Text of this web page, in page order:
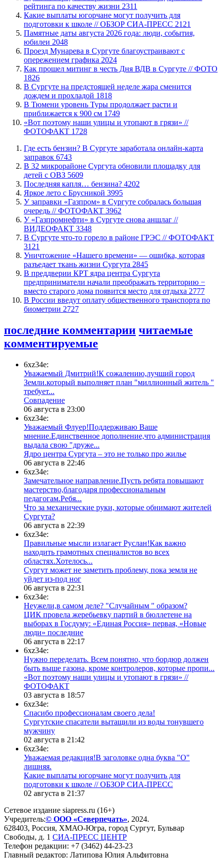
рейтинга по качеству жизни 2311
Какие выплаты югорчане могут получить для
подготовки к школе // ОБЗОР СИА-ПРЕСС 2121
​Памятные даты августа 2026 года: люди, события,
юбилеи 2048
​Проезд Мунарева в Сургуте благоустраивают с
опережением графика 2024
Как прошел митинг в честь Дня ВДВ в Сургуте // ФОТО
1826
В Сургуте на предстоящей неделе жара сменится
дождем и прохладой 1818
В Тюмени уровень Туры продолжает расти и
приближается к 900 см 1749
«Вот поэтому наши улицы и утопают в грязи» //
ФОТОФАКТ 1728
​Где есть бензин? В Сургуте заработала онлайн-карта
заправок 6743
В 32 микрорайоне Сургута обновили площадку для
детей с ОВЗ 5609
​Последняя капля… бензина? 4202
Яркое лето с Брусникой 3995
​У заправки «Газпром» в Сургуте собралась большая
очередь // ФОТОФАКТ 3962
У «Газпромнефти» в Сургуте снова аншлаг //
ВИДЕОФАКТ 3348
​В Сургуте что-то горело в районе ГРЭС // ФОТОФАКТ
3121
​Уничтожение «Нашего времени» — ошибка, которая
разъедает ткань жизни Сургута 2845
​В преддверии КРТ ядра центра Сургута
предприниматели начали преображать территорию −
вместо старого дома появится место для отдыха 2777
В России введут оплату общественного транспорта по
биометрии 2727
последние комментарии читаемые
комментируемые
6xz34e:
Уважаемый Дмитрий!К сожалению,лучший город
Земли.который выполняет план "миллионный житель "
требует...
​Совпадение
06 августа в 23:00
6xz34e:
Уважаемый Флуер!Поддерживаю Ваше
мнение.Единственное дополнение,что администрация
выдала свою "друже...
​Ядро центра Сургута ‒ это не только про жилье
06 августа в 22:46
6xz34e:
Замечательное направление.Пусть ребята повышают
мастерство,благодаря профессиональным
педагогам.Ребя...
​Что за механические руки, которые обнимают жителей
Сургута?
06 августа в 22:39
6xz34e:
Правильные мысли излагает Руслан!Как важно
находить грамотных специалистов во всех
областях.Хотелось...
Сургут может не заметить проблему, пока земля не
уйдет из-под ног
06 августа в 22:31
6xz34e:
Неужели,в самом деле? "Случайным " образом?
ЦИК провела жеребьевку партий в бюллетене на
выборах в Госдуму: «Единая Россия» первая, «Новые
люди» последние
06 августа в 22:17
6xz34e:
Нужно переделать. Всем понятно, что бордюр должен
быть выше газона, кроме контролеров, которые пропи...
«Вот поэтому наши улицы и утопают в грязи» //
ФОТОФАКТ
03 августа в 18:57
6xz34e:
Спасибо профессионалам своего дела!
Сургутские спасатели вытащили из воды тонувшего
мужчину
02 августа в 21:42
6xz34e:
Уважаемая редакция!В заголовке одна буква "О"
лишняя.
Какие выплаты югорчане могут получить для
подготовки к школе // ОБЗОР СИА-ПРЕСС
02 августа в 21:37
Сетевое издание siapress.ru (16+)
Учредитель:© ООО «Северпечать», 2024.
628403, Россия, ХМАО-Югра, город Сургут, Бульвар
Свободы, д. 1 СИА-ПРЕСС ЦЕНТР
Телефон редакции: +7 (3462) 44-23-23
Главный редактор: Латипова Юлия Альфитовна